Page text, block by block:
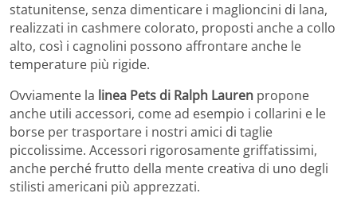
statunitense, senza dimenticare i maglioncini di lana,
realizzati in cashmere colorato, proposti anche a collo
alto, così i cagnolini possono affrontare anche le
temperature più rigide.
Ovviamente la linea Pets di Ralph Lauren propone
anche utili accessori, come ad esempio i collarini e le
borse per trasportare i nostri amici di taglie
piccolissime. Accessori rigorosamente griffatissimi,
anche perché frutto della mente creativa di uno degli
stilisti americani più apprezzati.